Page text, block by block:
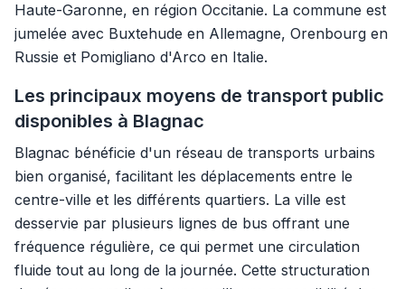
Haute-Garonne, en région Occitanie. La commune est
jumelée avec Buxtehude en Allemagne, Orenbourg en
Russie et Pomigliano d'Arco en Italie.
Les principaux moyens de transport public
disponibles à Blagnac
Blagnac bénéficie d'un réseau de transports urbains
bien organisé, facilitant les déplacements entre le
centre-ville et les différents quartiers. La ville est
desservie par plusieurs lignes de bus offrant une
fréquence régulière, ce qui permet une circulation
fluide tout au long de la journée. Cette structuration